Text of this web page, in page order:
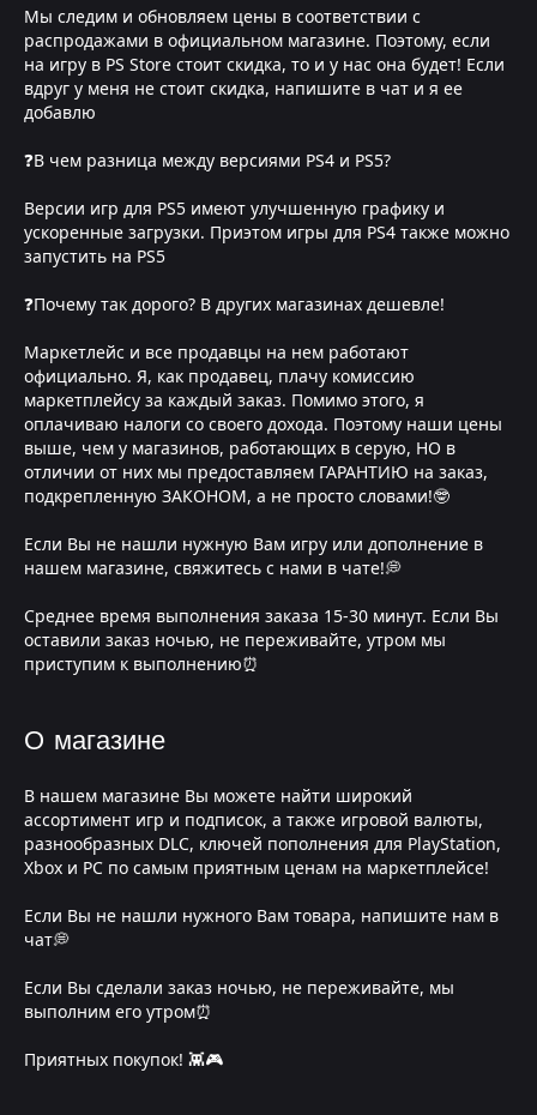
Мы следим и обновляем цены в соответствии с
распродажами в официальном магазине. Поэтому, если
на игру в PS Store стоит скидка, то и у нас она будет! Если
вдруг у меня не стоит скидка, напишите в чат и я ее
добавлю
❓В чем разница между версиями PS4 и PS5?
Версии игр для PS5 имеют улучшенную графику и
ускоренные загрузки. Приэтом игры для PS4 также можно
запустить на PS5
❓Почему так дорого? В других магазинах дешевле!
Маркетлейс и все продавцы на нем работают
официально. Я, как продавец, плачу комиссию
маркетплейсу за каждый заказ. Помимо этого, я
оплачиваю налоги со своего дохода. Поэтому наши цены
выше, чем у магазинов, работающих в серую, НО в
отличии от них мы предоставляем ГАРАНТИЮ на заказ,
подкрепленную ЗАКОНОМ, а не просто словами!🤓
Если Вы не нашли нужную Вам игру или дополнение в
нашем магазине, свяжитесь с нами в чате!💭
Среднее время выполнения заказа 15-30 минут. Если Вы
оставили заказ ночью, не переживайте, утром мы
приступим к выполнению⏰
О магазине
В нашем магазине Вы можете найти широкий
ассортимент игр и подписок, а также игровой валюты,
разнообразных DLC, ключей пополнения для PlayStation,
Xbox и PC по самым приятным ценам на маркетплейсе!
Если Вы не нашли нужного Вам товара, напишите нам в
чат💭
Если Вы сделали заказ ночью, не переживайте, мы
выполним его утром⏰
Приятных покупок! 👾🎮